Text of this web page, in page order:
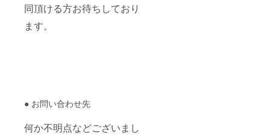
同頂ける方お待ちしており
ます。
● お問い合わせ先
何か不明点などございまし